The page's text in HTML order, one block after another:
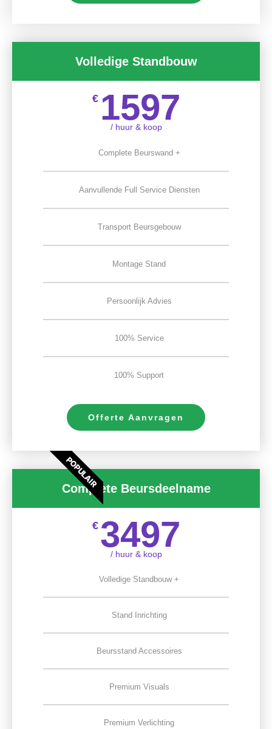
Volledige Standbouw
€ 1597
/ huur & koop
Complete Beurswand +
Aanvullende Full Service Diensten
Transport Beursgebouw
Montage Stand
Persoonlijk Advies
100% Service
100% Support
Offerte Aanvragen
POPULAIR
Complete Beursdeelname
€ 3497
/ huur & koop
Volledige Standbouw +
Stand Inrichting
Beursstand Accessoires
Premium Visuals
Premium Verlichting